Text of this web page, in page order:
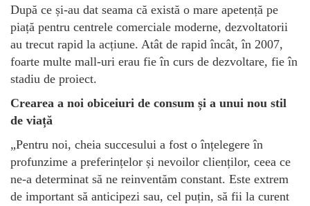
După ce și-au dat seama că există o mare apetență pe
piață pentru centrele comerciale moderne, dezvoltatorii
au trecut rapid la acțiune. Atât de rapid încât, în ​​2007,
foarte multe mall-uri erau fie în curs de dezvoltare, fie în
stadiu de proiect.
Crearea a noi obiceiuri de consum și a unui nou stil
de viață
„Pentru noi, cheia succesului a fost o înțelegere în
profunzime a preferințelor și nevoilor clienților, ceea ce
ne-a determinat să ne reinventăm constant. Este extrem
de important să anticipezi sau, cel puțin, să fii la curent